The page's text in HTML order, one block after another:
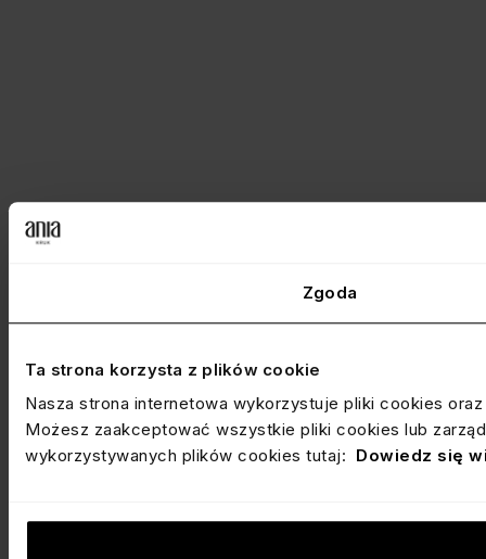
Zgoda
Ta strona korzysta z plików cookie
Nasza strona internetowa wykorzystuje pliki cookies
Możesz zaakceptować wszystkie pliki cookies lub
wykorzystywanych plików cookies tutaj: Dowiedz się